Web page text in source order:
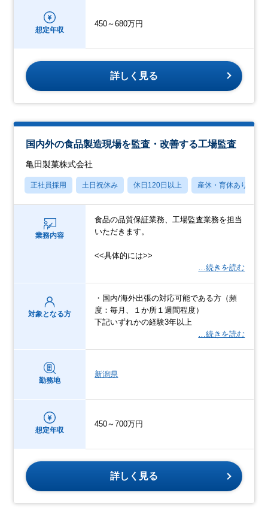
想定年収
450～680万円
詳しく見る
国内外の食品製造現場を監査・改善する工場監査
亀田製菓株式会社
正社員採用 土日祝休み 休日120日以上 産休・育休あり
業務内容
食品の品質保証業務、工場監査業務を担当
いただきます。
<<具体的には>>
…続きを読む
対象となる方
・国内/海外出張の対応可能である方（頻
度：毎月、１か所１週間程度）
下記いずれかの経験3年以上
…続きを読む
勤務地
新潟県
想定年収
450～700万円
詳しく見る